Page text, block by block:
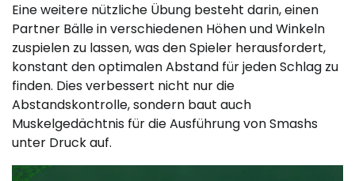
Eine weitere nützliche Übung besteht darin, einen
Partner Bälle in verschiedenen Höhen und Winkeln
zuspielen zu lassen, was den Spieler herausfordert,
konstant den optimalen Abstand für jeden Schlag zu
finden. Dies verbessert nicht nur die
Abstandskontrolle, sondern baut auch
Muskelgedächtnis für die Ausführung von Smashs
unter Druck auf.